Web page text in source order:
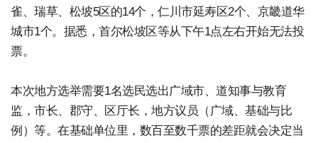
雀、瑞草、松坡5区的14个，仁川市延寿区2个、京畿道华
城市1个。据悉，首尔松坡区等从下午1点左右开始无法投
票。
本次地方选举需要1名选民选出广域市、道知事与教育
监，市长、郡守、区厅长，地方议员（广域、基础与比
例）等。在基础单位里，数百至数千票的差距就会决定当